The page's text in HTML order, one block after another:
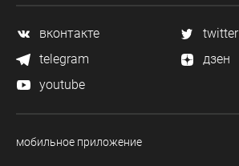
вконтакте
twitter
telegram
дзен
youtube
мобильное приложение